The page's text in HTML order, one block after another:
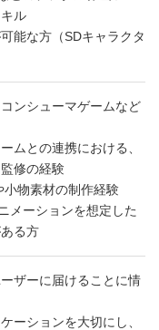
ル
能な方（SDキャラクタ
ンシューマゲームなど
ムとの連携における、
修の経験
小物素材の制作経験
メーションを想定した
る方
ザーに届けることに情
ーションを大切にし、